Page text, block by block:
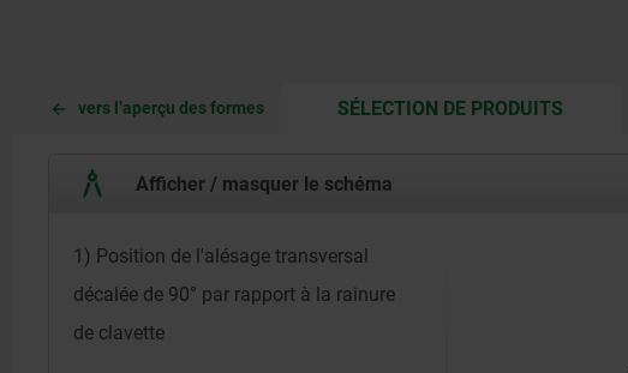
vers l’aperçu des formes SÉLECTION DE PRODUITSCURRENT
CURRENT
Afficher / masquer le schéma
1) Position de l'alésage transversal
décalée de 90° par rapport à la rainure
de clavette